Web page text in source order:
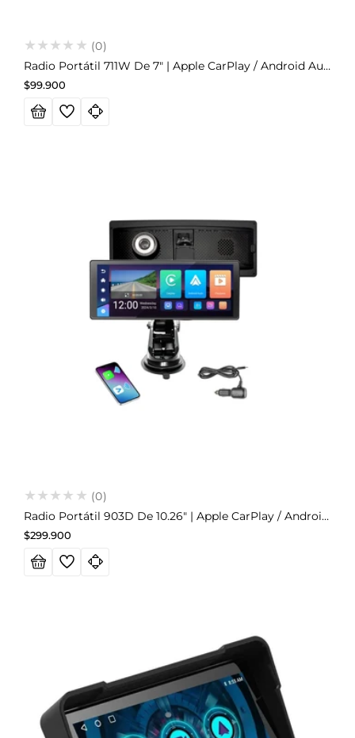
(0)
Radio Portátil 711W De 7" | Apple CarPlay / Android Auto
Precio
habitual
$99.900
(0)
Radio Portátil 903D De 10.26" | Apple CarPlay / Android Auto
Precio
habitual
$299.900